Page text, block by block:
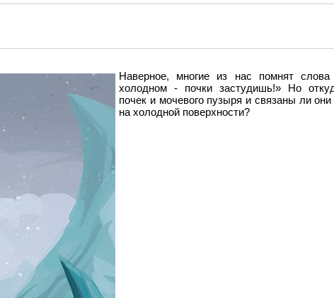
Наверное, многие из нас помнят
холодном - почки застудишь!» Но
почек и мочевого пузыря и связаны ли
на холодной поверхности?